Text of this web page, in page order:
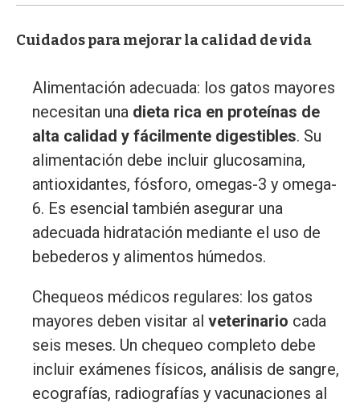
Cuidados para mejorar la calidad de vida
Alimentación adecuada: los gatos mayores
necesitan una dieta rica en proteínas de
alta calidad y fácilmente digestibles. Su
alimentación debe incluir glucosamina,
antioxidantes, fósforo, omegas-3 y omega-
6. Es esencial también asegurar una
adecuada hidratación mediante el uso de
bebederos y alimentos húmedos.
Chequeos médicos regulares: los gatos
mayores deben visitar al veterinario cada
seis meses. Un chequeo completo debe
incluir exámenes físicos, análisis de sangre,
ecografías, radiografías y vacunaciones al